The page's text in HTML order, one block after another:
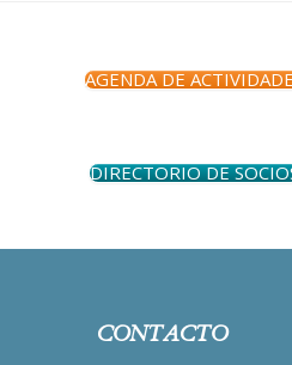
AGENDA DE
DIRECTORIO DE
CONTACTO